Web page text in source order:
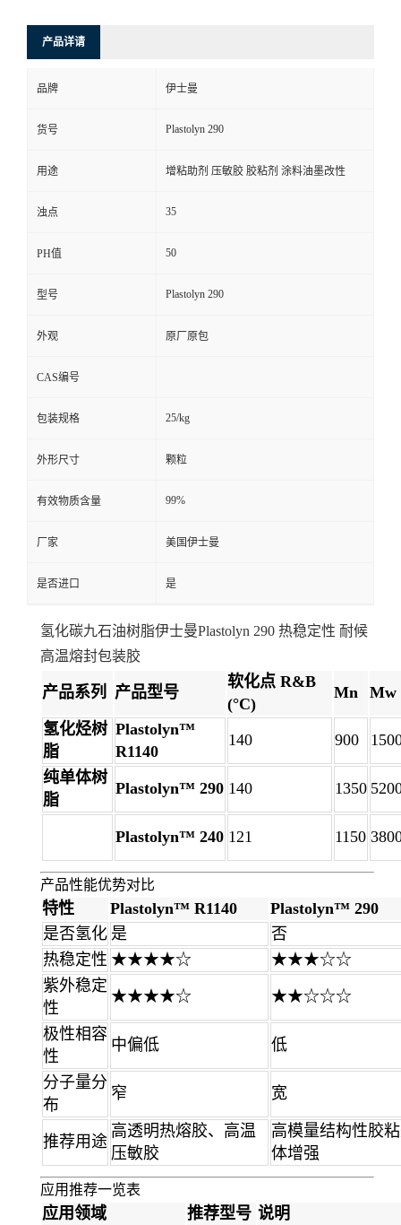
产品详请
品牌 伊士曼
货号 Plastolyn 290
用途 增粘助剂 压敏胶 胶粘剂 涂料油墨改性
浊点 35
PH值 50
型号 Plastolyn 290
外观 原厂原包
CAS编号
包装规格 25/kg
外形尺寸 颗粒
有效物质含量 99%
厂家 美国伊士曼
是否进口 是
氢化碳九石油树脂伊士曼Plastolyn 290 热稳定性 耐候
高温熔封包装胶
产品系列 产品型号
软化点 R&B
(°C)
Mn Mw
氢化烃树
脂
Plastolyn™
R1140
140 900
纯单体树
脂
Plastolyn™ 290 140 1350
Plastolyn™ 240 121 1150
产品性能优势对比
特性 Plastolyn™ R1140
Plastolyn™ 290
是否氢化 是
否
热稳定性 ★★★★☆
★★★☆☆
紫外稳定
性
★★★★☆ ★★☆☆☆
极性相容
性
中偏低 低
分子量分
布
窄 宽
推荐用途
高透明热熔胶、高温
压敏胶
高模量结构性胶
体增强
应用推荐一览表
应用领域 推荐型号 说明